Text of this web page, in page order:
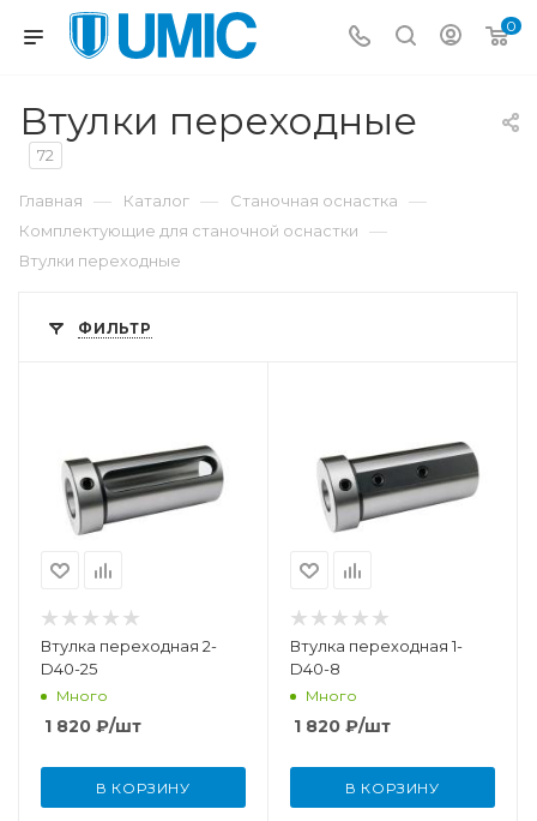
0
Втулки переходные
72
Главная — Каталог — Станочная оснастка —
Комплектующие для станочной оснастки —
Втулки переходные
ФИЛЬТР
Втулка переходная 2-
D40-25
Много
1 820 ₽/шт
В КОРЗИНУ
Втулка переходная 1-
D40-8
Много
1 820 ₽/шт
В КОРЗИНУ